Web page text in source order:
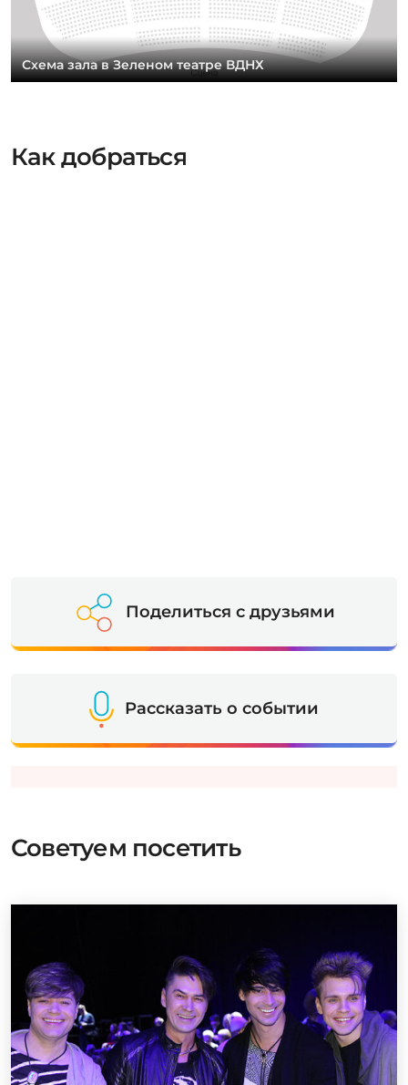
Схема зала в Зеленом театре ВДНХ
Как добраться
Поделиться с друзьями
Рассказать о событии
Советуем посетить